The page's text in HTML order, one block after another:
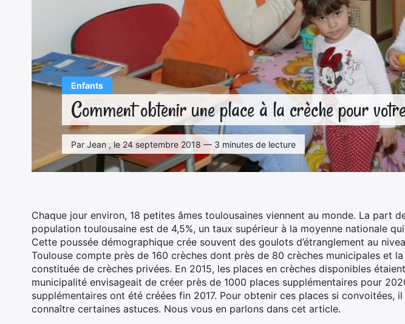
Enfants
Comment obtenir une place à la crèche pour
Par Jean , le 24 septembre 2018 — 3 minutes de lecture
Chaque jour environ, 18 petites âmes toulousaines viennent au monde. La part
population toulousaine est de 4,5%, un taux supérieur à la moyenne nationale
Cette poussée démographique crée souvent des goulots d’étranglement au
Toulouse compte près de 160 crèches dont près de 80 crèches municipales et
constituée de crèches privées. En 2015, les places en crèches disponibles
municipalité envisageait de créer près de 1000 places supplémentaires pour
supplémentaires ont été créées fin 2017. Pour obtenir ces places si convoitées,
connaître certaines astuces. Nous vous en parlons dans cet article.